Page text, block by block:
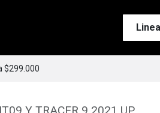
Esenciales
$299.000
Y TRACER 9 2021 UP